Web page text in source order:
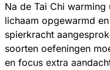
Na de Tai Chi
lichaam opgewarmd
spierkracht
soorten oefeningen
en focus extra